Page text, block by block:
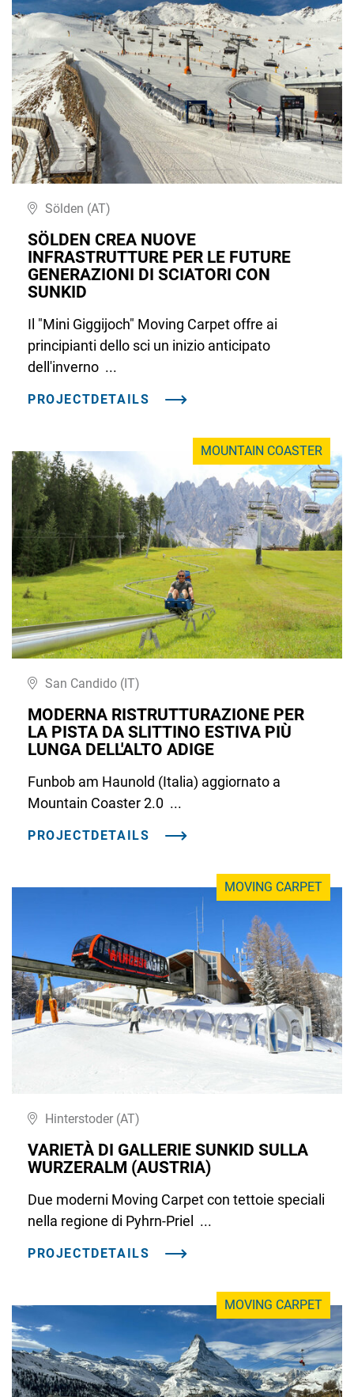
Sölden (AT)
SÖLDEN CREA NUOVE
INFRASTRUTTURE PER LE FUTURE
GENERAZIONI DI SCIATORI CON
SUNKID
Il "Mini Giggijoch" Moving Carpet offre ai
principianti dello sci un inizio anticipato
dell'inverno ...
PROJECTDETAILS
MOUNTAIN COASTER
San Candido (IT)
MODERNA RISTRUTTURAZIONE PER
LA PISTA DA SLITTINO ESTIVA PIÙ
LUNGA DELL'ALTO ADIGE
Funbob am Haunold (Italia) aggiornato a
Mountain Coaster 2.0 ...
PROJECTDETAILS
MOVING CARPET
Hinterstoder (AT)
VARIETÀ DI GALLERIE SUNKID SULLA
WURZERALM (AUSTRIA)
Due moderni Moving Carpet con tettoie speciali
nella regione di Pyhrn-Priel ...
PROJECTDETAILS
MOVING CARPET